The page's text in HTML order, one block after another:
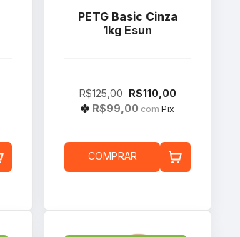
PETG Basic Cinza
1kg Esun
R$125,00 R$110,00
R$99,00 com Pix
COMPRAR